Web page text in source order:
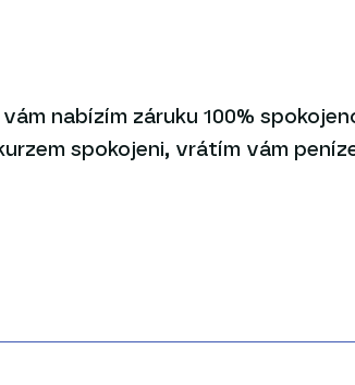
nabízím záruku 100%
spokojeni, vrátím vám